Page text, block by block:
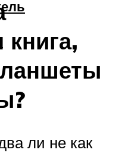
книга,
ли не как